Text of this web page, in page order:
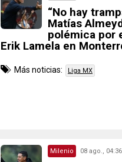
“No hay
Matías
polémica por
Erik Lamela en
Más noticias: Liga MX
Milenio 08 ago.,